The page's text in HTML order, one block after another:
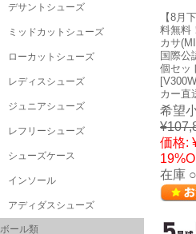
【8月
料無料
カサ
国際公
個セッ
カー直
希望
価格:
在庫 ○
デサントシューズ
ミッドカットシューズ
ローカットシューズ
レディスシューズ
ジュニアシューズ
レフリーシューズ
シューズケース
インソール
アディダスシューズ
ボール類